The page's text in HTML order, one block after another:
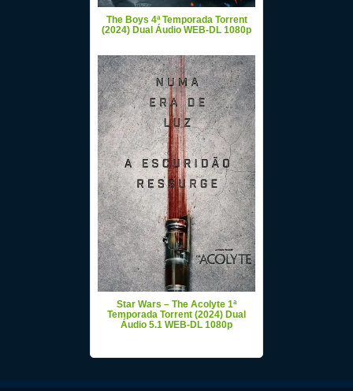
The Boys 4ª Temporada Torrent
(2024) Dual Áudio WEB-DL 1080p
Star Wars – The Acolyte 1ª
Temporada Torrent (2024) Dual
Áudio 5.1 WEB-DL 1080p